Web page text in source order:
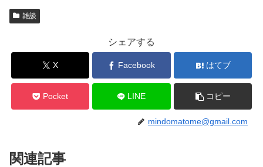
雑談
シェアする
X Facebook はてブ
Pocket LINE コピー
mindomatome@gmail.com
関連記事